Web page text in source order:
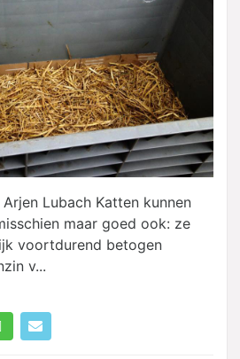
Lubach Katten kunnen
maar goed ook: ze
voortdurend betogen
v...